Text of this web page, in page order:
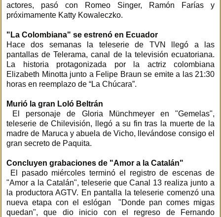
actores, pasó con Romeo Singer, Ramón Farías y
próximamente Katty Kowaleczko.
"La Colombiana" se estrenó en Ecuador
Hace dos semanas la teleserie de TVN llegó a las
pantallas de Telerama, canal de la televisión ecuatoriana.
La historia protagonizada por la actriz colombiana
Elizabeth Minotta junto a Felipe Braun se emite a las 21:30
horas en reemplazo de “La Chúcara”.
Murió la gran Loló Beltrán
El personaje de Gloria Münchmeyer en "Gemelas",
teleserie de Chilevisión, llegó a su fin tras la muerte de la
madre de Maruca y abuela de Vicho, llevándose consigo el
gran secreto de Paquita.
Concluyen grabaciones de "Amor a la Catalán"
El pasado miércoles terminó el registro de escenas de
"Amor a la Catalán", teleserie que Canal 13 realiza junto a
la productora AGTV. En pantalla la teleserie comenzó una
nueva etapa con el eslógan "Donde pan comes migas
quedan", que dio inicio con el regreso de Fernando